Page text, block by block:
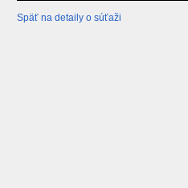
Späť na detaily o súťaži